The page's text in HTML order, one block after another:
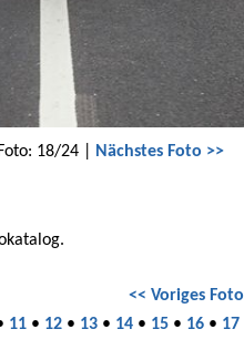
18/24 |
Nächstes Foto >>
<< Voriges Foto
11 • 12 • 13 • 14 • 15 • 16 • 17